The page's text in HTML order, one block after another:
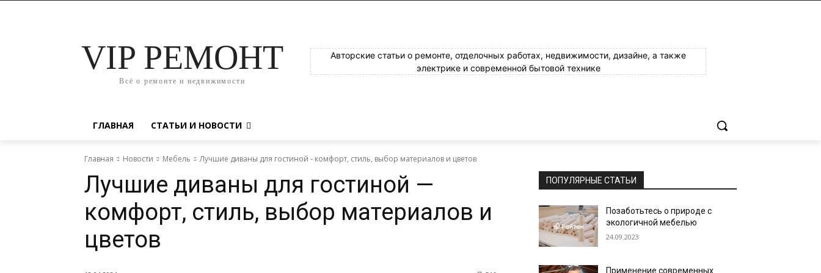
VIP РЕМОНТ
Всё о ремонте и недвижимости
Авторские статьи о ремонте, отделочных работах, недвижимости, дизайне, а также
электрике и современной бытовой технике
ГЛАВНАЯ СТАТЬИ И НОВОСТИ
Главная Новости Мебель Лучшие диваны для гостиной - комфорт, стиль, выбор материалов и цветов
Лучшие диваны для гостиной —
комфорт, стиль, выбор материалов и
цветов
ПОПУЛЯРНЫЕ СТАТЬИ
Позаботьтесь о природе с
экологичной мебелью
24.09.2023
Применение современных